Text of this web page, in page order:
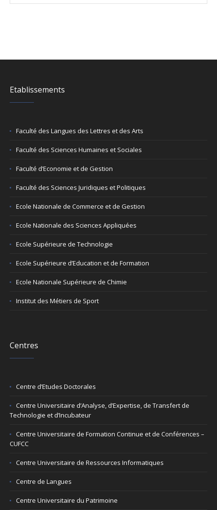
Etablissements
Faculté des Langues des Lettres et des Arts
Faculté des Sciences Humaines et Sociales
Faculté d’Economie et de Gestion
Faculté des Sciences Juridiques et Politiques
Ecole Nationale de Commerce et de Gestion
Ecole Nationale des Sciences Appliquées
Ecole Supérieure de Technologie
Ecole Supérieure d’Education et de Formation
Ecole Nationale Supérieure de Chimie
Institut des Métiers de Sport
Centres
Centre d’Etudes Doctorales
Centre Universitaire d’Analyse, d’Expertise, de Transfert de
Technologie et d’Incubateur
Centre Universitaire de Formation Continue et de Conférences –
CUFCC
Centre Universitaire de Ressources Informatiques
Centre de Langues
Centre Universitaire du Patrimoine